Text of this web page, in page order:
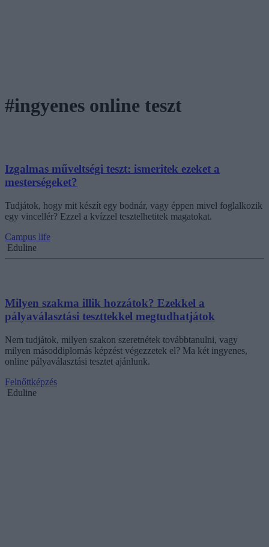
#ingyenes online teszt
Izgalmas műveltségi teszt: ismeritek ezeket a
mesterségeket?
Tudjátok, hogy mit készít egy bodnár, vagy éppen mivel foglalkozik
egy vincellér? Ezzel a kvízzel tesztelhetitek magatokat.
Campus life
Eduline
Milyen szakma illik hozzátok? Ezekkel a
pályaválasztási teszttekkel megtudhatjátok
Nem tudjátok, milyen szakon szeretnétek továbbtanulni, vagy
milyen másoddiplomás képzést végezzetek el? Ma két ingyenes,
online pályaválasztási tesztet ajánlunk.
Felnőttképzés
Eduline